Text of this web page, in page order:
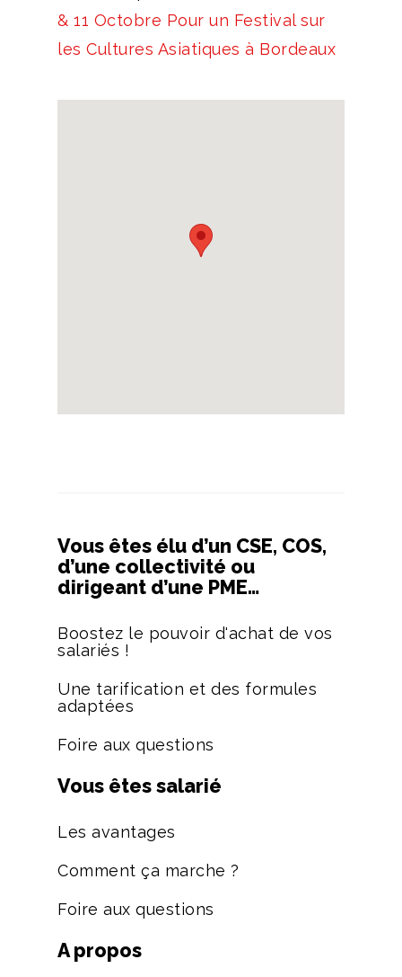
& 11 Octobre Pour un Festival sur
les Cultures Asiatiques à Bordeaux
Vous êtes élu d’un CSE, COS,
d’une collectivité ou
dirigeant d’une PME…
Boostez le pouvoir d'achat de vos
salariés !
Une tarification et des formules
adaptées
Foire aux questions
Vous êtes salarié
Les avantages
Comment ça marche ?
Foire aux questions
A propos